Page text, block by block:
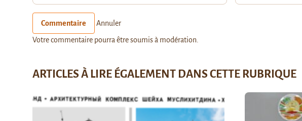
Commentaire Annuler
Votre commentaire pourra être soumis à modération.
ARTICLES À LIRE ÉGALEMENT DANS CETTE RUBRIQUE